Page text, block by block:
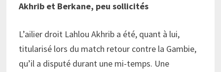
Akhrib et Berkane, peu sollicités
L’ailier droit Lahlou Akhrib a été, quant à lui,
titularisé lors du match retour contre la Gambie,
qu’il a disputé durant une mi-temps. Une